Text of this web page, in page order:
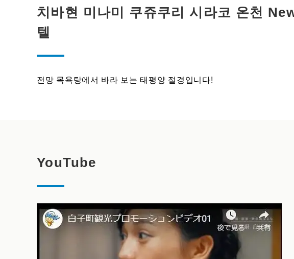
치바현 미나미 쿠쥬쿠리 시라코 온천
텔
전망 목욕탕에서 바라 보는 태평양 절경입니다!
YouTube